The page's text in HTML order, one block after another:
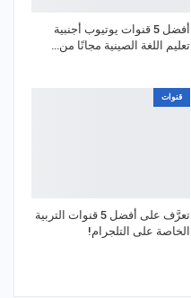
أفضل 5 قنوات يوتيوب أجنبية
تعليم اللغة الصينية مجانًا من…
قنوات
تعرَّف على أفضل 5 قنوات التربية
الخاصة على التلجرام!